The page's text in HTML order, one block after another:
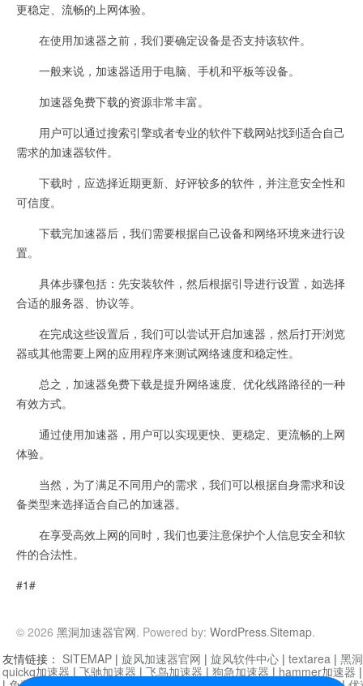
更稳定、流畅的上网体验。
在使用加速器之前，我们要确定设备是否支持该软件。
一般来说，加速器适用于电脑、手机和平板等设备。
加速器免费下载的资源非常丰富。
用户可以通过搜索引擎或者专业的软件下载网站找到适合自己
需求的加速器软件。
下载时，应选择近期更新、好评较多的软件，并注意安全性和
可信度。
下载完加速器后，我们需要根据自己设备和网络环境来进行设
置。
具体步骤包括：先安装软件，然后根据引导进行设置，如选择
合适的服务器、协议等。
在完成这些设置后，我们可以尝试开启加速器，然后打开浏览
器或其他需要上网的应用程序来测试网络速度和稳定性。
总之，加速器免费下载是提升网络速度、优化线路路径的一种
有效方式。
通过使用加速器，用户可以实现更快、更稳定、更流畅的上网
体验。
当然，为了满足不同用户的需求，我们可以根据自身需求和设
备类型来选择适合自己的加速器。
在享受高效上网的同时，我们也要注意保护个人信息安全和软
件的合法性。
#1#
© 2026 黑洞加速器官网. Powered by: WordPress.Sitemap.
友情链接： SITEMAP | 旋风加速器官网 | 旋风软件中心 | textarea | 黑
quickq加速器 | 飞驰加速器 | 飞鸟加速器 | 狗急加速器 | hammer加速器